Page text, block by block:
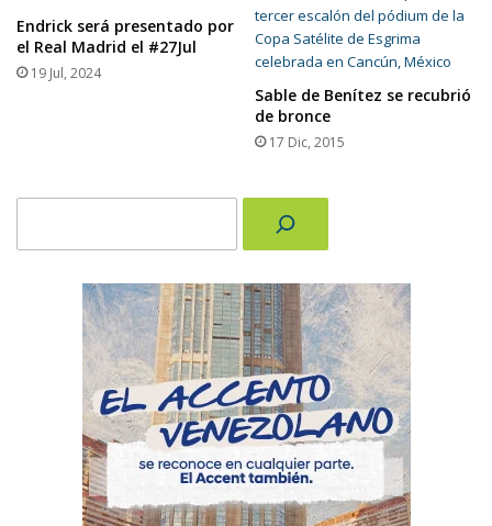
Endrick será presentado por
el Real Madrid el #27Jul
19 Jul, 2024
Sable de Benítez se recubrió
de bronce
17 Dic, 2015